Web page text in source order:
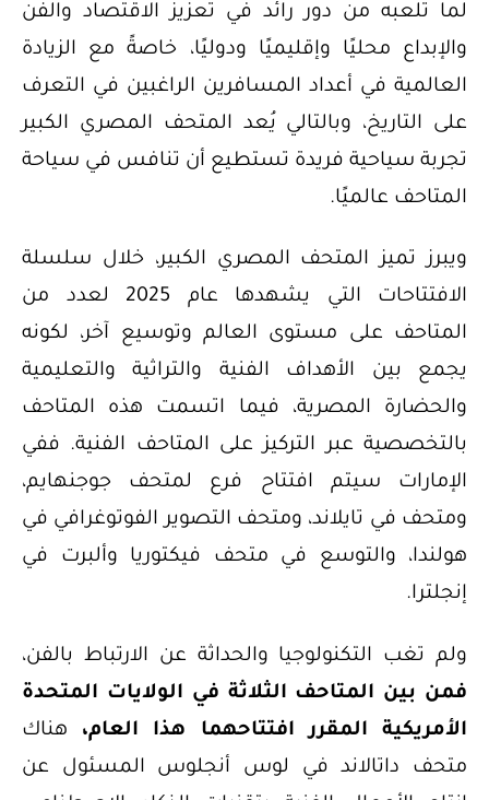
لما تلعبه من دور رائد في تعزيز الاقتصاد والفن
والإبداع محليًا وإقليميًا ودوليًا، خاصةً مع الزيادة
العالمية في أعداد المسافرين الراغبين في التعرف
على التاريخ، وبالتالي يُعد المتحف المصري الكبير
تجربة سياحية فريدة تستطيع أن تنافس في سياحة
المتاحف عالميًا.
ويبرز تميز المتحف المصري الكبير، خلال سلسلة
الافتتاحات التي يشهدها عام 2025 لعدد من
المتاحف على مستوى العالم وتوسيع آخر، لكونه
يجمع بين الأهداف الفنية والتراثية والتعليمية
والحضارة المصرية، فيما اتسمت هذه المتاحف
بالتخصصية عبر التركيز على المتاحف الفنية. ففي
الإمارات سيتم افتتاح فرع لمتحف جوجنهايم،
ومتحف في تايلاند، ومتحف التصوير الفوتوغرافي في
هولندا، والتوسع في متحف فيكتوريا وألبرت في
إنجلترا.
ولم تغب التكنولوجيا والحداثة عن الارتباط بالفن،
فمن بين المتاحف الثلاثة في الولايات المتحدة
الأمريكية المقرر افتتاحهما هذا العام،
هناك
متحف داتالاند في لوس أنجلوس المسئول عن